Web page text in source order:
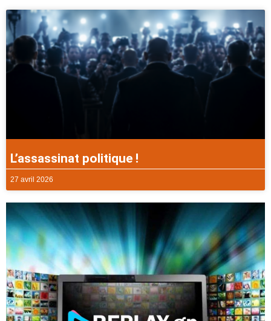
L’assassinat politique !
27 avril 2026